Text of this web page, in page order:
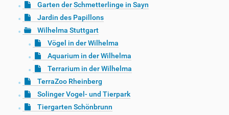
Garten der Schmetterlinge in Sayn
Jardin des Papillons
Wilhelma Stuttgart
Vögel in der Wilhelma
Aquarium in der Wilhelma
Terrarium in der Wilhelma
TerraZoo Rheinberg
Solinger Vogel- und Tierpark
Tiergarten Schönbrunn